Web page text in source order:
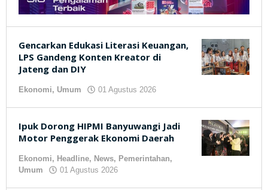
Gencarkan Edukasi Literasi Keuangan,
LPS Gandeng Konten Kreator di
Jateng dan DIY
Ekonomi, Umum 01 Agustus 2026
Ipuk Dorong HIPMI Banyuwangi Jadi
Motor Penggerak Ekonomi Daerah
Ekonomi, Headline, News, Pemerintahan,
Umum
01 Agustus 2026